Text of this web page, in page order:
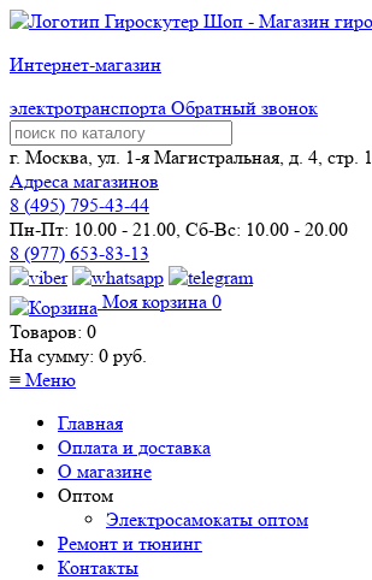
Интернет-магазин
электротранспорта Обратный звонок
г. Москва, ул. 1-я Магистральная, д. 4, стр. 1
Адреса магазинов
8 (495) 795-43-44
Пн-Пт: 10.00 - 21.00, Сб-Вс: 10.00 - 20.00
8 (977) 653-83-13
Моя корзина 0
Товаров: 0
На сумму: 0 руб.
≡ Меню
Главная
Оплата и доставка
О магазине
Оптом
Электросамокаты оптом
Ремонт и тюнинг
Контакты